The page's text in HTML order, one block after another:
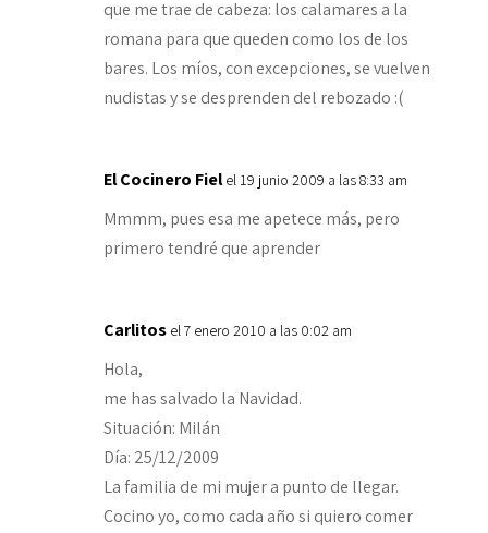
que me trae de cabeza: los calamares a la
romana para que queden como los de los
bares. Los míos, con excepciones, se vuelven
nudistas y se desprenden del rebozado :(
El Cocinero Fiel el 19 junio 2009 a las 8:33 am
Mmmm, pues esa me apetece más, pero
primero tendré que aprender
Carlitos el 7 enero 2010 a las 0:02 am
Hola,
me has salvado la Navidad.
Situación: Milán
Día: 25/12/2009
La familia de mi mujer a punto de llegar.
Cocino yo, como cada año si quiero comer